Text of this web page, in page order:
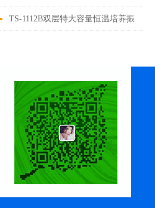
简介
TS-1112B双层特大容量恒温培养振